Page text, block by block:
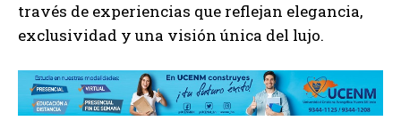
través de experiencias que reflejan elegancia,
exclusividad y una visión única del lujo.